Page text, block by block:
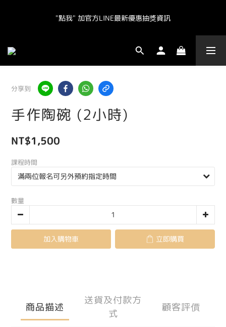
"點我" 加官方LINE最新優惠抽獎資訊
"點我" 加官方LINE最新優惠抽獎資訊
全球皆運送.  台灣地區（不含離島）滿NT800免運.  其他地區滿
"點我" 加官方LINE最新優惠抽獎資訊
分享到
手作陶碗 (2小時)
NT$1,500
課程時間
數量
加入購物車 立即購買
商品描述
送貨及付款方
式
顧客評價